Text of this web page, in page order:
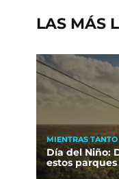
LAS MÁS
MIENTRAS TANTO
Día del Niño:
estos